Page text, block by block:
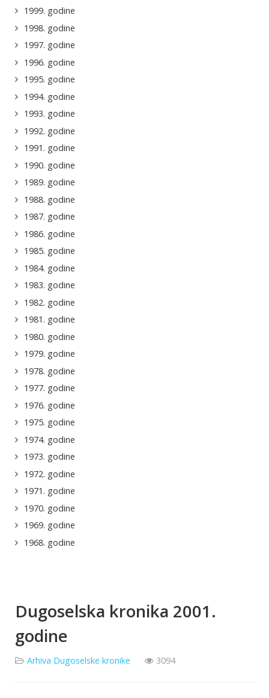
1999. godine
1998. godine
1997. godine
1996. godine
1995. godine
1994. godine
1993. godine
1992. godine
1991. godine
1990. godine
1989. godine
1988. godine
1987. godine
1986. godine
1985. godine
1984. godine
1983. godine
1982. godine
1981. godine
1980. godine
1979. godine
1978. godine
1977. godine
1976. godine
1975. godine
1974. godine
1973. godine
1972. godine
1971. godine
1970. godine
1969. godine
1968. godine
Dugoselska kronika 2001.
godine
Arhiva Dugoselske kronike 3094